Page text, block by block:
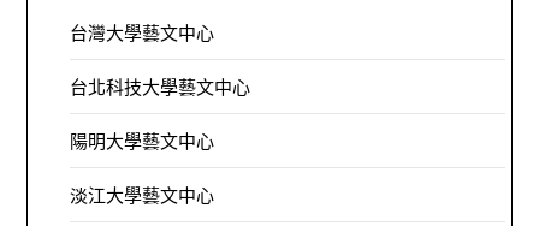
台灣大學藝文中心
台北科技大學藝文中心
陽明大學藝文中心
淡江大學藝文中心